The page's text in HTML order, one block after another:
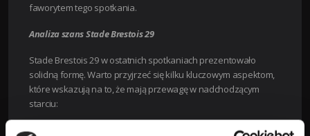
faworytem tego spotkania.
Analiza szans Stade Brestois 29
Stade Brestois 29 w ostatnich spotkaniach prezentowało
solidną formę. Warto przyjrzeć się kilku kluczowym aspektom,
które wskazują na to, że mają przewagę w nadchodzącym
starciu:
Grając u siebie, Stade